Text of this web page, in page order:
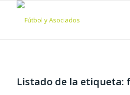
Listado de la etiqueta: